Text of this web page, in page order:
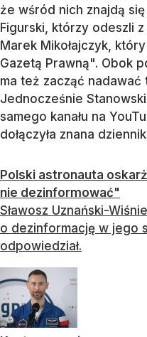
że wśród nich znajdą się
Figurski, którzy odeszli
Marek Mikołajczyk,
Gazetą Prawną". Obok
ma też zacząć nadawać
Jednocześnie
samego kanału na
dołączyła znana
Polski astronauta
nie dezinformować"
Sławosz Uznański-
o dezinformację w jego
odpowiedział.